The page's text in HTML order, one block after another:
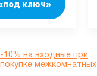
ключ»
-10% на входные при
покупке межкомнатных